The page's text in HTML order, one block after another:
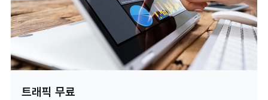
트래픽 무료